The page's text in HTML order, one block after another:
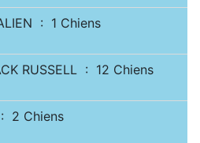
: 1 Chiens
RUSSELL : 12 Chiens
: 2 Chiens